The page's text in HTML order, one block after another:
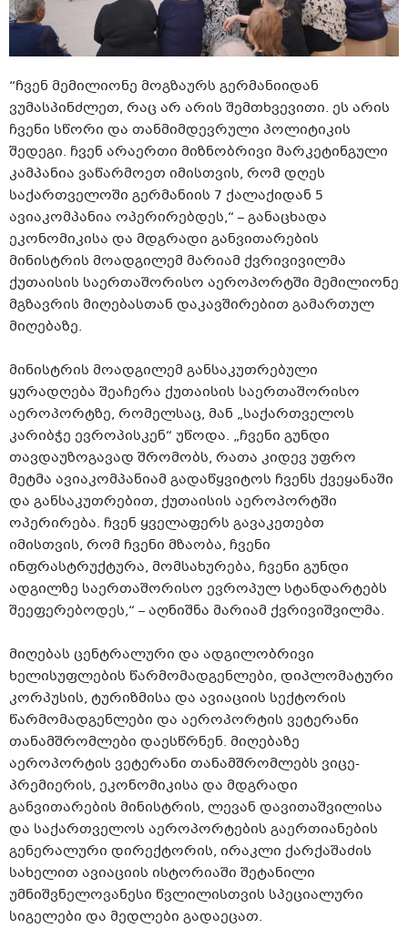
“ჩვენ მემილიონე მოგზაურს გერმანიიდან
ვუმასპინძლეთ, რაც არ არის შემთხვევითი. ეს არის
ჩვენი სწორი და თანმიმდევრული პოლიტიკის
შედეგი. ჩვენ არაერთი მიზნობრივი მარკეტინგული
კამპანია ვაწარმოეთ იმისთვის, რომ დღეს
საქართველოში გერმანიის 7 ქალაქიდან 5
ავიაკომპანია ოპერირებდეს,“ – განაცხადა
ეკონომიკისა და მდგრადი განვითარების
მინისტრის მოადგილემ მარიამ ქვრივივილმა
ქუთაისის საერთაშორისო აეროპორტში მემილიონე
მგზავრის მიღებასთან დაკავშირებით გამართულ
მიღებაზე.
მინისტრის მოადგილემ განსაკუთრებული
ყურადღება შეაჩერა ქუთაისის საერთაშორისო
აეროპორტზე, რომელსაც, მან „საქართველოს
კარიბჭე ევროპისკენ“ უწოდა. „ჩვენი გუნდი
თავდაუზოგავად შრომობს, რათა კიდევ უფრო
მეტმა ავიაკომპანიამ გადაწყვიტოს ჩვენს ქვეყანაში
და განსაკუთრებით, ქუთაისის აეროპორტში
ოპერირება. ჩვენ ყველაფერს გავაკეთებთ
იმისთვის, რომ ჩვენი მზაობა, ჩვენი
ინფრასტრუქტურა, მომსახურება, ჩვენი გუნდი
ადგილზე საერთაშორისო ევროპულ სტანდარტებს
შეეფერებოდეს,“ – აღნიშნა მარიამ ქვრივიშვილმა.
მიღებას ცენტრალური და ადგილობრივი
ხელისუფლების წარმომადგენლები, დიპლომატური
კორპუსის, ტურიზმისა და ავიაციის სექტორის
წარმომადგენლები და აეროპორტის ვეტერანი
თანამშრომლები დაესწრნენ. მიღებაზე
აეროპორტის ვეტერანი თანამშრომლებს ვიცე-
პრემიერის, ეკონომიკისა და მდგრადი
განვითარების მინისტრის, ლევან დავითაშვილისა
და საქართველოს აეროპორტების გაერთიანების
გენერალური დირექტორის, ირაკლი ქარქაშაძის
სახელით ავიაციის ისტორიაში შეტანილი
უმნიშვნელოვანესი წვლილისთვის სპეციალური
სიგელები და მედლები გადაეცათ.